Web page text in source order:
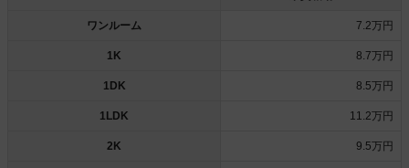
ワンルーム 7.2万円
1K 8.7万円
1DK 8.5万円
1LDK 11.2万円
2K 9.5万円